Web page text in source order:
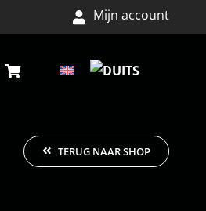
Mijn account
TERUG NAAR SHOP